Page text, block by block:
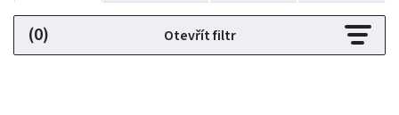
(0) Otevřít filtr